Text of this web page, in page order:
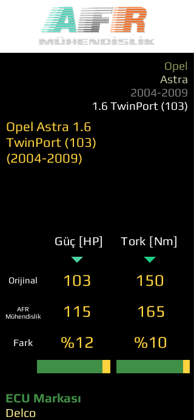
Opel
Astra
2004-2009
1.6 TwinPort (103)
Opel Astra 1.6
TwinPort (103)
(2004-2009)
Güç [HP] Tork [Nm]
Orijinal 103 150
AFR
Mühendislik
115 165
Fark %12 %10
ECU Markası
Delco